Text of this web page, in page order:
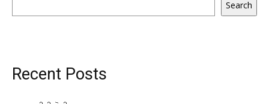
Search
Recent Posts